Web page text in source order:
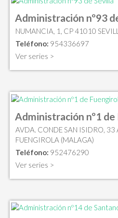
Administración nº93
NUMANCIA, 1, CP 41010
Teléfono: 954336697
Ver series >
Administración nº1
AVDA. CONDE SAN ISIDRO,
FUENGIROLA (MALAGA)
Teléfono: 952476290
Ver series >